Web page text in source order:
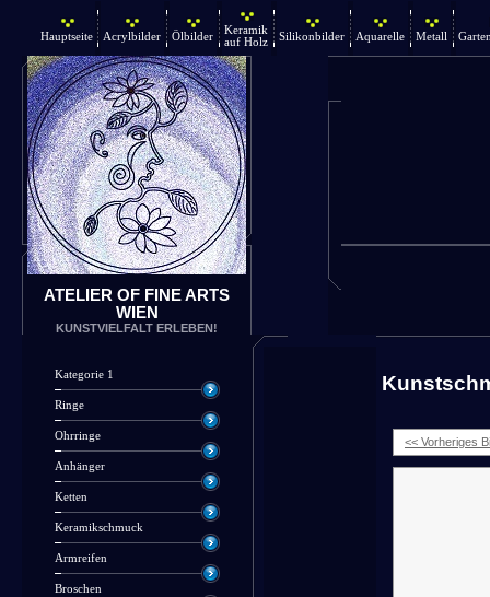
Hauptseite Acrylbilder Ölbilder
Keramik
auf Holz
Silikonbilder Aquarelle Metall
ATELIER OF FINE ARTS
WIEN
KUNSTVIELFALT ERLEBEN!
Kategorie 1
Ringe
Ohrringe
Anhänger
Ketten
Keramikschmuck
Armreifen
Broschen
<< Vorheriges